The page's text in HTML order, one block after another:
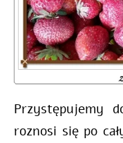
Przystępujemy
roznosi się po